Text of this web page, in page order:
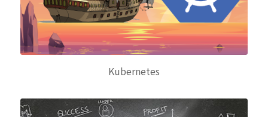
Kubernetes